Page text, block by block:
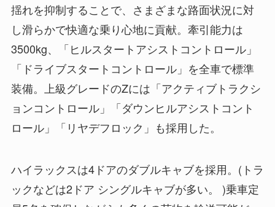
揺れを抑制することで、さまざまな路面状況に対
し滑らかで快適な乗り心地に貢献。牽引能力は
3500kg、「ヒルスタートアシストコントロール」
「ドライブスタートコントロール」を全車で標準
装備。上級グレードのZには「アクティブトラクシ
ョンコントロール」「ダウンヒルアシストコント
ロール」「リヤデフロック」も採用した。
ハイラックスは4ドアのダブルキャブを採用。(トラ
ックなどは2ドア シングルキャブが多い。 )乗車定